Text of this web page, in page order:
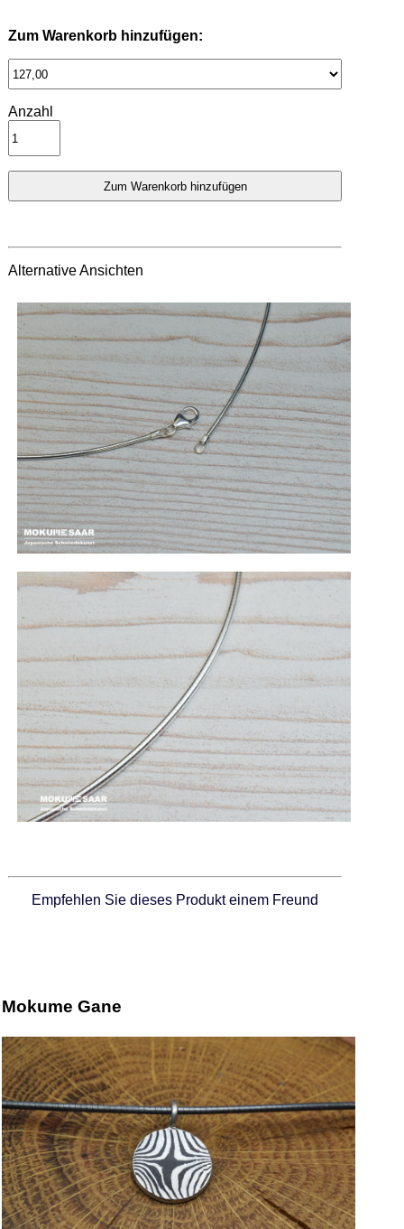
Zum Warenkorb hinzufügen:
Anzahl
Alternative Ansichten
Empfehlen Sie dieses Produkt einem Freund
Mokume Gane